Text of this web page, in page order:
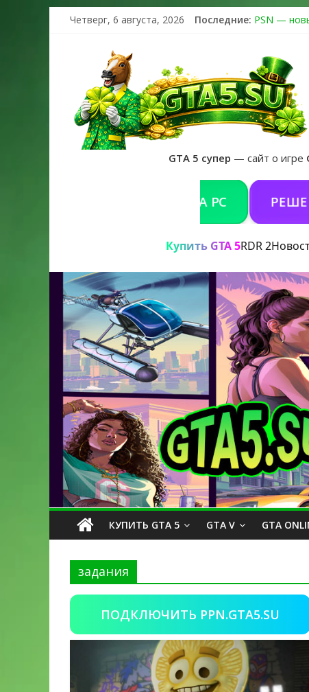
Четверг, 6 августа, 2026 Последние: PSN —
Получайте
GTA 6
GTA 5 супер — сайт о игре
РЕШЕНИЕ
Купить GTA 5RDR 2
КУПИТЬ GTA 5 GTA V GTA
задания
ПОДКЛЮЧИТЬ PPN.GTA5.SU